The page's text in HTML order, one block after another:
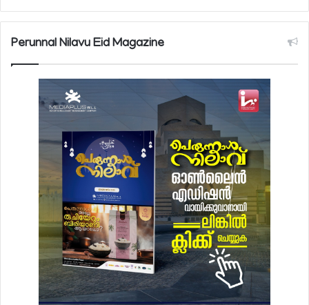
Perunnal Nilavu Eid Magazine